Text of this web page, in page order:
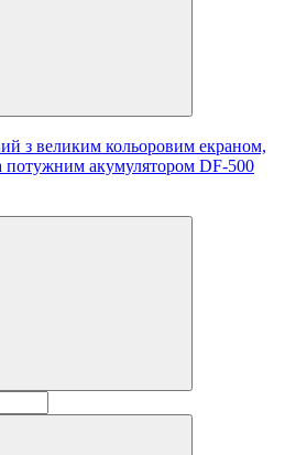
з великим кольоровим екраном,
потужним акумулятором DF-500